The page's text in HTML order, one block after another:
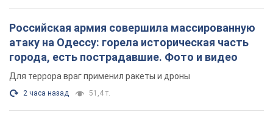
Российская армия совершила массированную
атаку на Одессу: горела историческая часть
города, есть пострадавшие. Фото и видео
Для террора враг применил ракеты и дроны
2 часа назад 51,4 т.